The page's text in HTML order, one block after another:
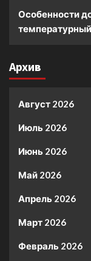
Особенности
Архив
Август 2026
Июль 2026
Июнь 2026
Май 2026
Апрель 2026
Март 2026
Февраль 2026